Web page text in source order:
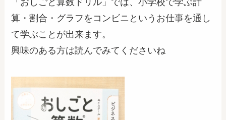
「おしごと算数ドリル」では、小学校で学ぶ計
算・割合・グラフをコンビニというお仕事を通し
て学ぶことが出来ます。
興味のある方は読んでみてくださいね